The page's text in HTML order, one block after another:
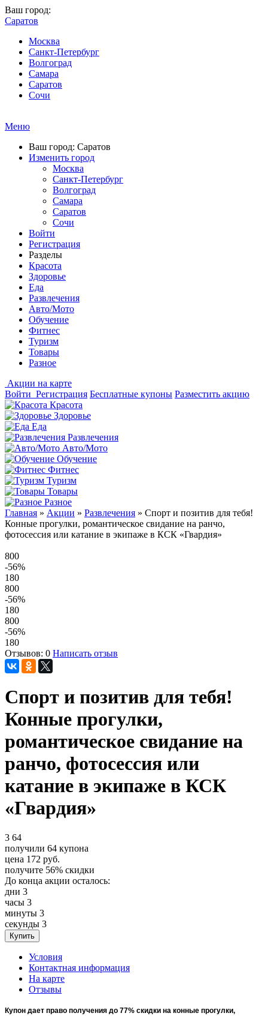
Ваш город:
Саратов
Москва
Санкт-Петербург
Волгоград
Самара
Саратов
Сочи
Меню
Ваш город: Саратов
Изменить город
Москва
Санкт-Петербург
Волгоград
Самара
Саратов
Сочи
Войти
Регистрация
Разделы
Красота
Здоровье
Еда
Развлечения
Авто/Мото
Обучение
Фитнес
Туризм
Товары
Разное
Акции на карте
Войти Регистрация Бесплатные купоны Разместить акцию
Красота
Здоровье
Еда
Развлечения
Авто/Мото
Обучение
Фитнес
Туризм
Товары
Разное
Главная » Акции » Развлечения » Спорт и позитив для тебя!
Конные прогулки, романтическое свидание на ранчо,
фотосессия или катание в экипаже в КСК «Гвардия»
800
-56%
180
800
-56%
180
800
-56%
180
Отзывов: 0 Написать отзыв
Спорт и позитив для тебя!
Конные прогулки,
романтическое свидание на
ранчо, фотосессия или
катание в экипаже в КСК
«Гвардия»
3 64
получили 64 купона
цена 172 руб.
получите 56% скидки
До конца акции осталось:
дни 3
часы 3
минуты 3
секунды 3
Условия
Контактная информация
На карте
Отзывы
Купон дает право получения до 77% скидки на конные прогулки,